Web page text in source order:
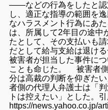
――などの行為をしたと認
し、適正な指導の範囲を
なハラスメント行為にあ
は、所属して2年目の途中
たとして、その支払いも
だとして給与支給は退け
被害者が担当した事件に
ことも命じた。 被害者
分は高裁の判断を仰ぎた
者側の代理人弁護士は「
トは控えたい」とした。
https://news.yahoo.co.jp/